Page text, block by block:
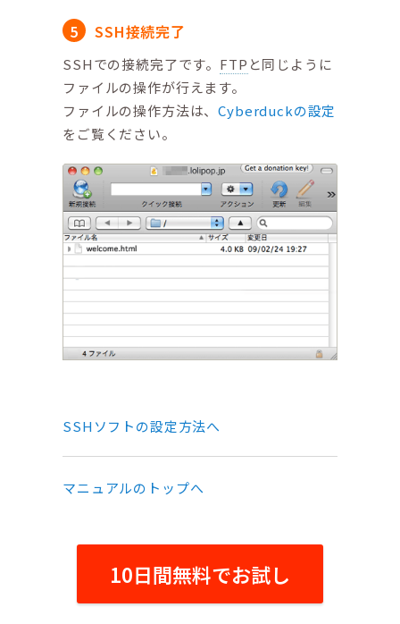
SSH接続完了
SSHでの接続完了です。 FTP と同じように
ファイルの操作が行えます。
ファイルの操作方法は、Cyberduckの設定
をご覧ください。
SSHソフトの設定方法へ
マニュアルのトップへ
10日間無料でお試し